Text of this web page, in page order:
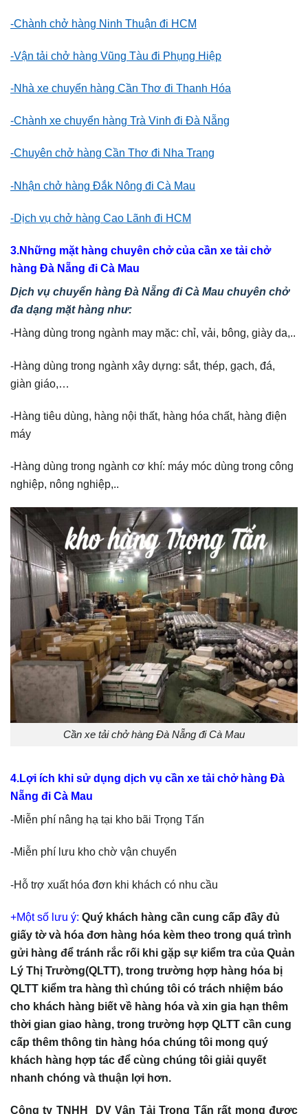
-Chành chở hàng Ninh Thuận đi HCM
-Vận tải chở hàng Vũng Tàu đi Phụng Hiệp
-Nhà xe chuyển hàng Cần Thơ đi Thanh Hóa
-Chành xe chuyển hàng Trà Vinh đi Đà Nẵng
-Chuyên chở hàng Cần Thơ đi Nha Trang
-Nhận chở hàng Đắk Nông đi Cà Mau
-Dịch vụ chở hàng Cao Lãnh đi HCM
3.Những mặt hàng chuyên chở của cần xe tải chở
hàng Đà Nẵng đi Cà Mau
Dịch vụ chuyển hàng Đà Nẵng đi Cà Mau chuyên chở
đa dạng mặt hàng như:
-Hàng dùng trong ngành may mặc: chỉ, vải, bông, giày da,..
-Hàng dùng trong ngành xây dựng: sắt, thép, gạch, đá,
giàn giáo,…
-Hàng tiêu dùng, hàng nội thất, hàng hóa chất, hàng điện
máy
-Hàng dùng trong ngành cơ khí: máy móc dùng trong công
nghiệp, nông nghiệp,..
Cần xe tải chở hàng Đà Nẵng đi Cà Mau
4.Lợi ích khi sử dụng dịch vụ cần xe tải chở hàng Đà
Nẵng đi Cà Mau
-Miễn phí nâng hạ tại kho bãi Trọng Tấn
-Miễn phí lưu kho chờ vận chuyển
-Hỗ trợ xuất hóa đơn khi khách có nhu cầu
+Một số lưu ý: Quý khách hàng cần cung cấp đầy đủ
giấy tờ và hóa đơn hàng hóa kèm theo trong quá trình
gửi hàng để tránh rắc rối khi gặp sự kiểm tra của Quản
Lý Thị Trường(QLTT), trong trường hợp hàng hóa bị
QLTT kiểm tra hàng thì chúng tôi có trách nhiệm báo
cho khách hàng biết về hàng hóa và xin gia hạn thêm
thời gian giao hàng, trong trường hợp QLTT cần cung
cấp thêm thông tin hàng hóa chúng tôi mong quý
khách hàng hợp tác để cùng chúng tôi giải quyết
nhanh chóng và thuận lợi hơn.
Công ty TNHH DV Vận Tải Trọng Tấn rất mong được